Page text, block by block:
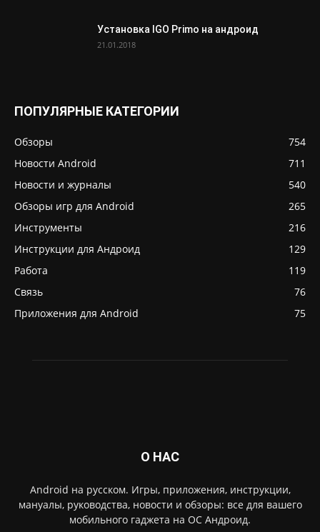
Установка IGO Primo на андроид
21.01.2018
ПОПУЛЯРНЫЕ КАТЕГОРИИ
Обзоры
754
Новости Android
711
Новости и журналы
540
Обзоры игр для Android
265
Инструменты
216
Инструкции для Андроид
129
Работа
119
Связь
76
Приложения для Android
75
О НАС
Android на русском. Игры, приложения, инструкции,
мануалы, руководства, новости и обзоры: все для вашего
мобильного гаджета на ОС Андроид.